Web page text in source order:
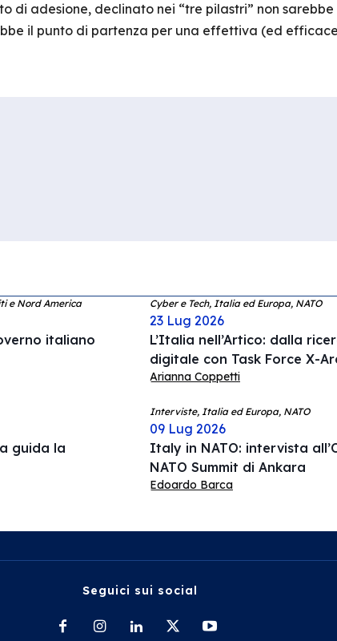
di adesione, declinato nei “tre pilastri” non
il punto di partenza per una effettiva (ed
e Nord America
italiano
Cyber e Tech, Italia ed Europa, NATO
23 Lug 2026
L’Italia nell’Artico: dalla
digitale con Task Force X-
Arianna Coppetti
guida la
Interviste, Italia ed Europa, NATO
09 Lug 2026
Italy in NATO: intervista
NATO Summit di Ankara
Edoardo Barca
Seguici sui social